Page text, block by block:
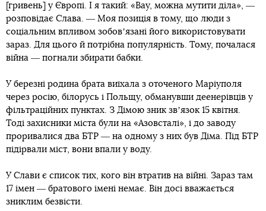
[гривень] у Європі. І я такий: «Вау, можна мутити діла», ―
розповідає Слава. ― Моя позиція в тому, що люди з
соціальним впливом зобовʼязані його використовувати
зараз. Для цього й потрібна популярність. Тому, почалася
війна ― погнали збирати бабки.
У березні родина брата виїхала з оточеного Маріуполя
через росію, білорусь і Польщу, обманувши деенерівців у
фільтраційних пунктах. З Дімою зник звʼязок 15 квітня.
Тоді захисники міста були на «Азовсталі», і до заводу
проривалися два БТР ― на одному з них був Діма. Під БТР
підірвали міст, вони впали у воду.
У Слави є список тих, кого він втратив на війні. Зараз там
17 імен ― братового імені немає. Він досі вважається
зниклим безвісти.